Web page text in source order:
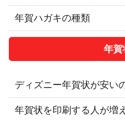
年賀ハガキの種類
年賀
ディズニー年賀状が安い
年賀状を印刷する人が増